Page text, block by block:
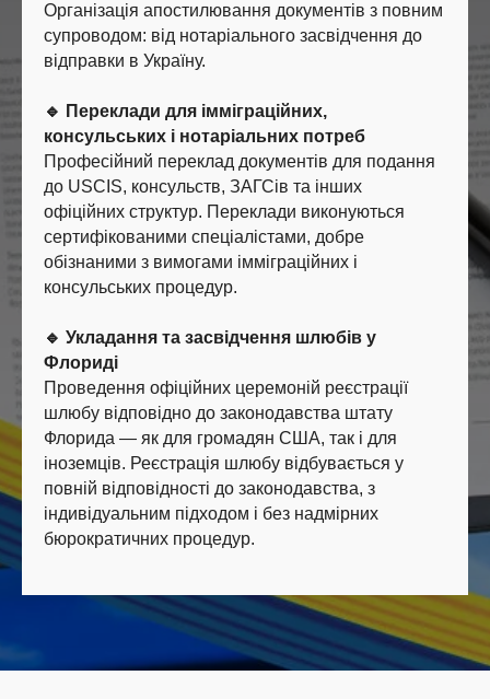
Організація апостилювання документів з повним
супроводом: від нотаріального засвідчення до
відправки в Україну.
🔹 Переклади для імміграційних,
консульських і нотаріальних потреб
Професійний переклад документів для подання
до USCIS, консульств, ЗАГСів та інших
офіційних структур. Переклади виконуються
сертифікованими спеціалістами, добре
обізнаними з вимогами імміграційних і
консульських процедур.
🔹 Укладання та засвідчення шлюбів у
Флориді
Проведення офіційних церемоній реєстрації
шлюбу відповідно до законодавства штату
Флорида — як для громадян США, так і для
іноземців. Реєстрація шлюбу відбувається у
повній відповідності до законодавства, з
індивідуальним підходом і без надмірних
бюрократичних процедур.